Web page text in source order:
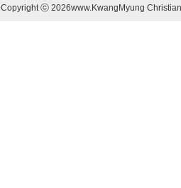
Copyright ⓒ 2026www.KwangMyung